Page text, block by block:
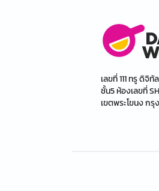
เลขที่ 111 ทรู ดิจิ
ชั้น5 ห้องเลขที่
เขตพระโขนง กรุ